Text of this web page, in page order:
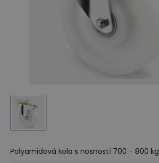
Polyamidová kola s nosností 700 - 800 kg